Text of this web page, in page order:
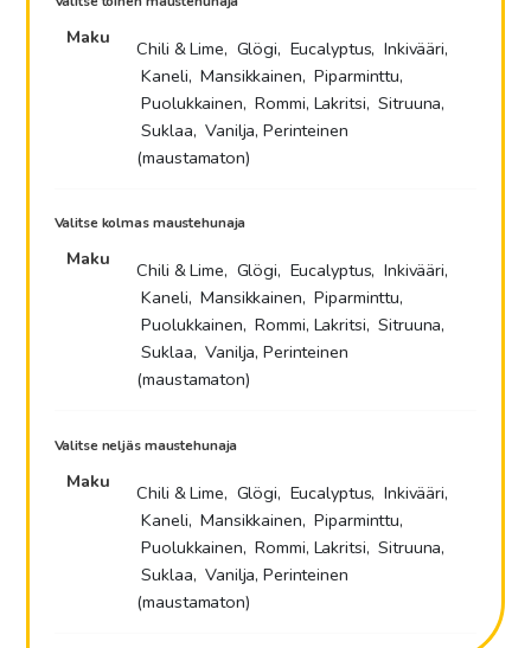
Maku
Chili & Lime, Glögi, Eucalyptus, Inkivääri,
Kaneli, Mansikkainen, Piparminttu,
Puolukkainen, Rommi, Lakritsi, Sitruuna,
Suklaa, Vanilja, Perinteinen
(maustamaton)
Valitse kolmas maustehunaja
Maku
Chili & Lime, Glögi, Eucalyptus, Inkivääri,
Kaneli, Mansikkainen, Piparminttu,
Puolukkainen, Rommi, Lakritsi, Sitruuna,
Suklaa, Vanilja, Perinteinen
(maustamaton)
Valitse neljäs maustehunaja
Maku
Chili & Lime, Glögi, Eucalyptus, Inkivääri,
Kaneli, Mansikkainen, Piparminttu,
Puolukkainen, Rommi, Lakritsi, Sitruuna,
Suklaa, Vanilja, Perinteinen
(maustamaton)